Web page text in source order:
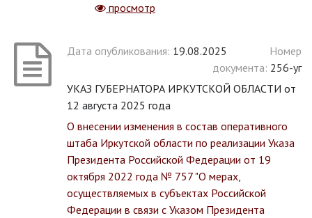
просмотр
Дата опубликования: 19.08.2025
Номер
документа: 256-уг
УКАЗ ГУБЕРНАТОРА ИРКУТСКОЙ ОБЛАСТИ от
12 августа 2025 года
О внесении изменения в состав оперативного
штаба Иркутской области по реализации Указа
Президента Российской Федерации от 19
октября 2022 года № 757 "О мерах,
осуществляемых в субъектах Российской
Федерации в связи с Указом Президента